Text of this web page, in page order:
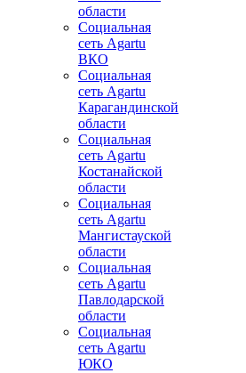
области
Социальная
сеть Agartu
ВКО
Социальная
сеть Agartu
Карагандинской
области
Социальная
сеть Agartu
Костанайской
области
Социальная
сеть Agartu
Мангистауской
области
Социальная
сеть Agartu
Павлодарской
области
Социальная
сеть Agartu
ЮКО